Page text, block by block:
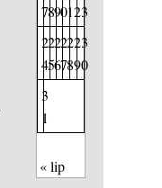
7890123
2
4
2
5
2
6
2
7
2
8
2
9
3
0
3
1
« lip